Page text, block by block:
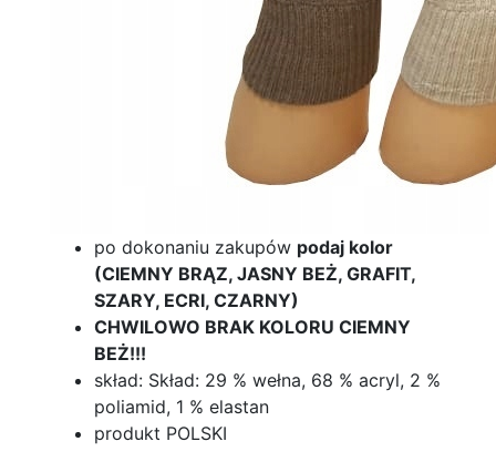
po dokonaniu zakupów podaj kolor
(CIEMNY BRĄZ, JASNY BEŻ, GRAFIT,
SZARY, ECRI, CZARNY)
CHWILOWO BRAK KOLORU CIEMNY
BEŻ!!!
skład: Skład: 29 % wełna, 68 % acryl, 2 %
poliamid, 1 % elastan
produkt POLSKI